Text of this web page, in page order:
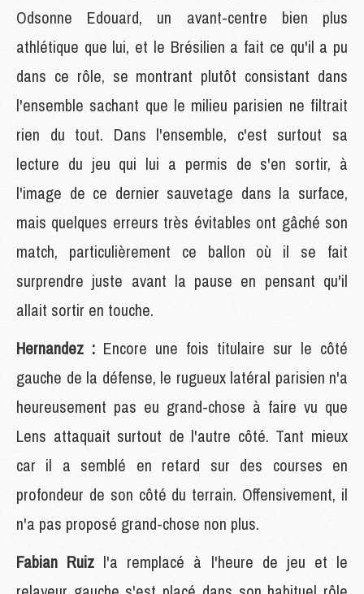
Odsonne Edouard, un avant-centre bien plus
athlétique que lui, et le Brésilien a fait ce qu'il a pu
dans ce rôle, se montrant plutôt consistant dans
l'ensemble sachant que le milieu parisien ne filtrait
rien du tout. Dans l'ensemble, c'est surtout sa
lecture du jeu qui lui a permis de s'en sortir, à
l'image de ce dernier sauvetage dans la surface,
mais quelques erreurs très évitables ont gâché son
match, particulièrement ce ballon où il se fait
surprendre juste avant la pause en pensant qu'il
allait sortir en touche.
Hernandez : Encore une fois titulaire sur le côté
gauche de la défense, le rugueux latéral parisien n'a
heureusement pas eu grand-chose à faire vu que
Lens attaquait surtout de l'autre côté. Tant mieux
car il a semblé en retard sur des courses en
profondeur de son côté du terrain. Offensivement, il
n'a pas proposé grand-chose non plus.
Fabian Ruiz l'a remplacé à l'heure de jeu et le